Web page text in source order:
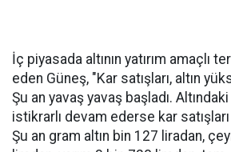
İç piyasada altının yatırım amaçlı
eden Güneş, "Kar satışları, altın
Şu an yavaş yavaş başladı.
istikrarlı devam ederse kar
Şu an gram altın bin 127 liradan,